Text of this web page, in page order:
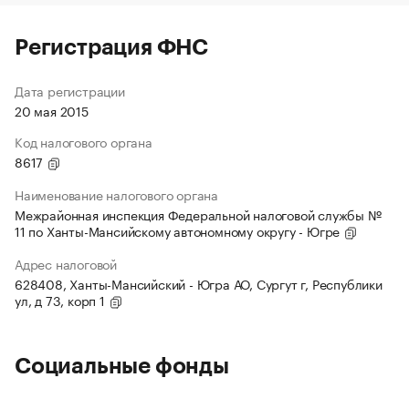
Регистрация ФНС
Дата регистрации
20 мая 2015
Код налогового органа
8617
Наименование налогового органа
Межрайонная инспекция Федеральной налоговой службы №
11 по Ханты-Мансийскому автономному округу - Югре
Адрес налоговой
628408, Ханты-Мансийский - Югра АО, Сургут г, Республики
ул, д 73, корп 1
Социальные фонды